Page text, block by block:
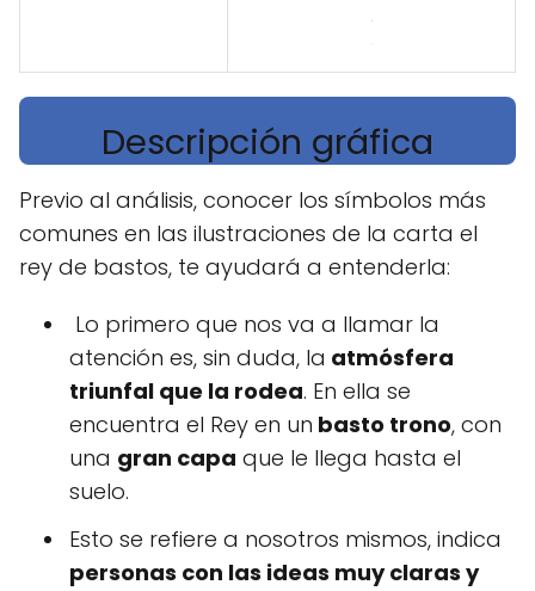
Descripción gráfica
Previo al análisis, conocer los símbolos más
comunes en las ilustraciones de la carta el
rey de bastos, te ayudará a entenderla:
Lo primero que nos va a llamar la
atención es, sin duda, la atmósfera
triunfal que la rodea. En ella se
encuentra el Rey en un basto trono, con
una gran capa que le llega hasta el
suelo.
Esto se refiere a nosotros mismos, indica
personas con las ideas muy claras y